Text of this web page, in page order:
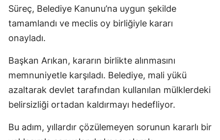
Süreç, Belediye Kanunu’na uygun şekilde
tamamlandı ve meclis oy birliğiyle kararı
onayladı.
Başkan Arıkan, kararın birlikte alınmasını
memnuniyetle karşıladı. Belediye, mali yükü
azaltarak devlet tarafından kullanılan mülklerdeki
belirsizliği ortadan kaldırmayı hedefliyor.
Bu adım, yıllardır çözülemeyen sorunun kararlı bir